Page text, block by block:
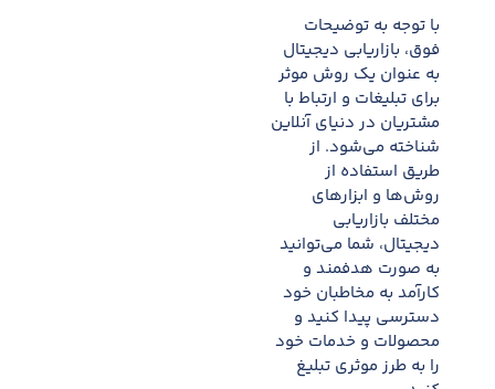
با توجه به توضیحات
فوق، بازاریابی دیجیتال
به عنوان یک روش موثر
برای تبلیغات و ارتباط با
مشتریان در دنیای آنلاین
شناخته می‌شود. از
طریق استفاده از
روش‌ها و ابزارهای
مختلف بازاریابی
دیجیتال، شما می‌توانید
به صورت هدفمند و
کارآمد به مخاطبان خود
دسترسی پیدا کنید و
محصولات و خدمات خود
را به طرز موثری تبلیغ